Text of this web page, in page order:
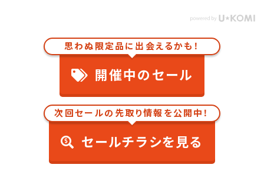
思わぬ限定品に出会えるかも！
開催中のセール
次回セールの先取り情報を公開中！
セールチラシを見る